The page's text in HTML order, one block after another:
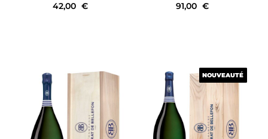
42,00 € 91,00 €
NOUVEAUTÉ
NOUVEAUTÉ